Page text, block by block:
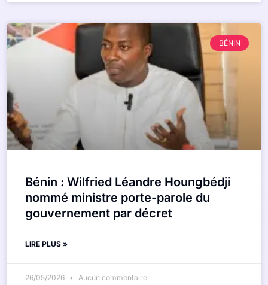
BÉNIN
Bénin : Wilfried Léandre Houngbédji
nommé ministre porte-parole du
gouvernement par décret
LIRE PLUS »
26/05/2026 Aucun commentaire